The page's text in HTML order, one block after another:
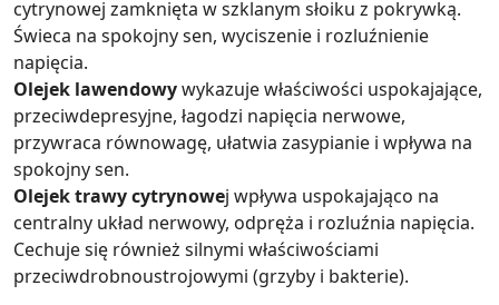
cytrynowej zamknięta w szklanym słoiku z pokrywką.
Świeca na spokojny sen, wyciszenie i rozluźnienie
napięcia.
Olejek lawendowywykazuje właściwości uspokajające,
przeciwdepresyjne, łagodzi napięcia nerwowe,
przywraca równowagę, ułatwia zasypianie i wpływa na
spokojny sen.
Olejek trawy cytrynowej wpływa uspokajająco na
centralny układ nerwowy, odpręża i rozluźnia napięcia.
Cechuje się również silnymi właściwościami
przeciwdrobnoustrojowymi (grzyby i bakterie).